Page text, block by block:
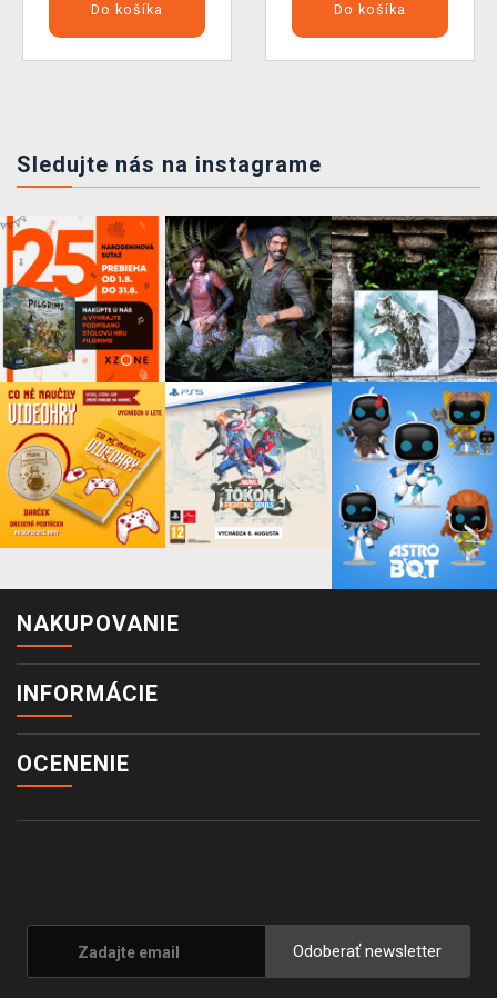
Do košíka Do košíka
Sledujte nás na instagrame
NAKUPOVANIE
INFORMÁCIE
OCENENIE
Odoberať newsletter